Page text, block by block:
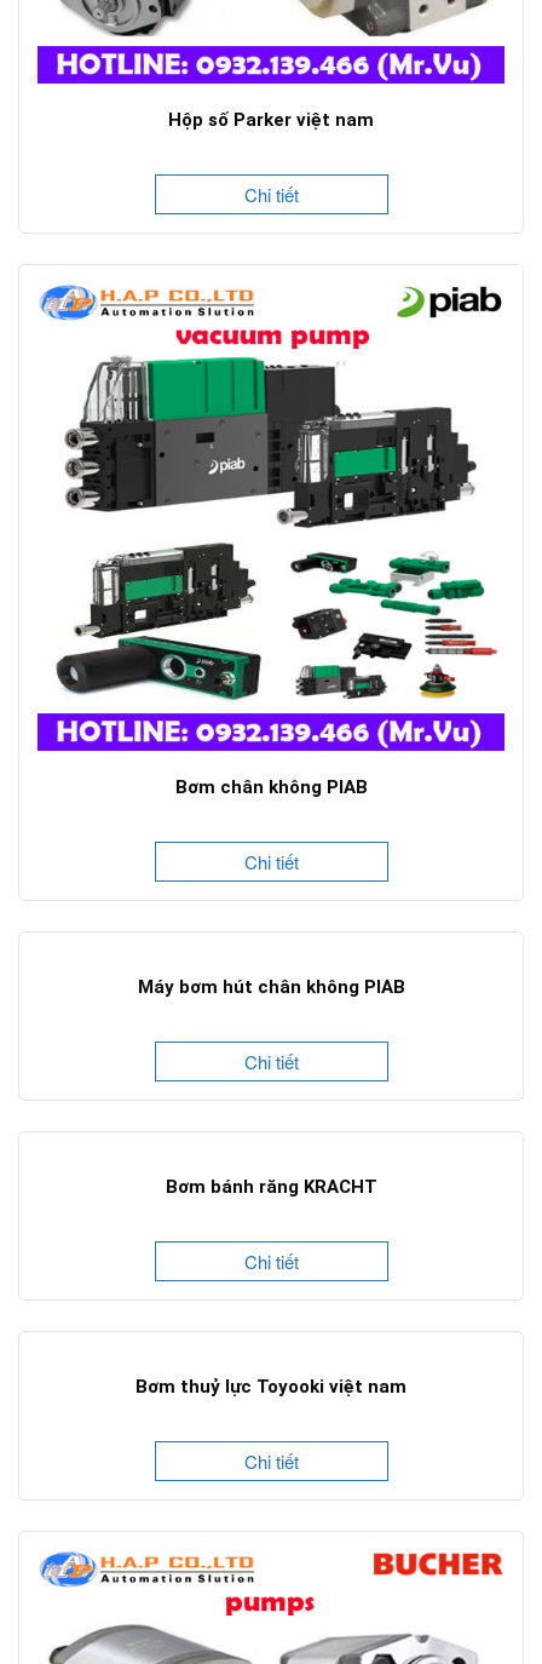
Hộp số Parker việt nam
Chi tiết
Bơm chân không PIAB
Chi tiết
Máy bơm hút chân không PIAB
Chi tiết
Bơm bánh răng KRACHT
Chi tiết
Bơm thuỷ lực Toyooki việt nam
Chi tiết